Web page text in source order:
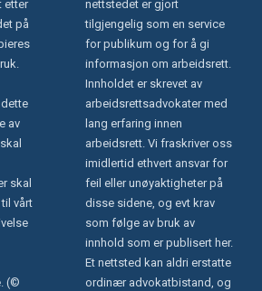
etter
på
av
skal
vårt
(©
nettstedet er gjort
tilgjengelig som en service
for publikum og for å gi
informasjon om arbeidsrett.
Innholdet er skrevet av
arbeidsrettsadvokater med
lang erfaring innen
arbeidsrett. Vi fraskriver oss
imidlertid ethvert ansvar for
feil eller unøyaktigheter på
disse sidene, og evt krav
som følge av bruk av
innhold som er publisert her.
Et nettsted kan aldri erstatte
ordinær advokatbistand, og